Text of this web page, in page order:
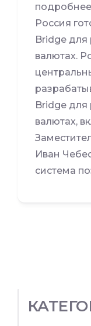
Россия
Bridge для
валютах.
Bridge для
валютах,
Иван
система